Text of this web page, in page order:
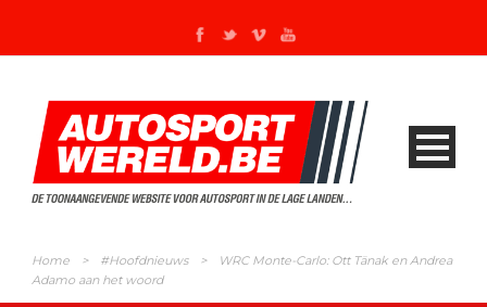
Home > #Hoofdnieuws >
WRC Monte-Carlo: Ott Tänak en Andrea
Adamo aan het woord